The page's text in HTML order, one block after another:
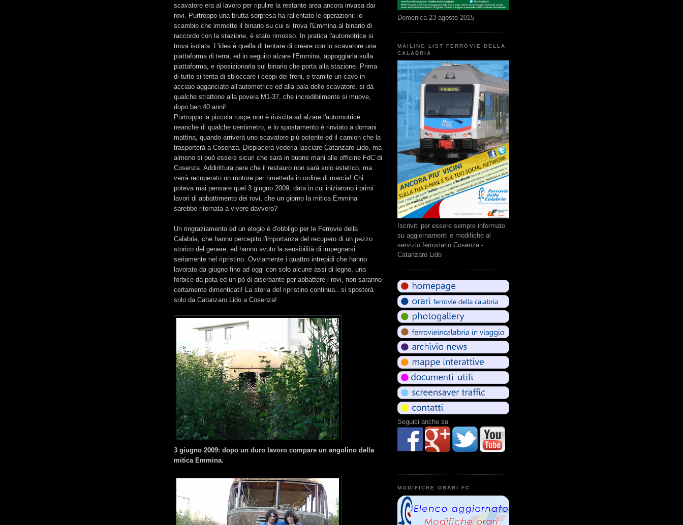
scavatore era al lavoro per ripulire la restante area ancora invasa dai
rovi. Purtroppo una brutta sorpresa ha rallentato le operazioni: lo
scambio che immette il binario su cui si trova l'Emmina al binario di
raccordo con la stazione, è stato rimosso. In pratica l'automotrice si
trova isolata. L'idea è quella di tentare di creare con lo scavatore una
piattaforma di terra, ed in seguito alzare l'Emmina, appoggiarla sulla
piattaforma, e riposizionarla sul binario che porta alla stazione. Prima
di tutto si tenta di sbloccare i ceppi dei freni, e tramite un cavo in
acciaio agganciato all'automotrice ed alla pala dello scavatore, si dà
qualche strattone alla povera M1-37, che incredibilmente si muove,
dopo ben 40 anni!
Purtroppo la piccola ruspa non è riuscita ad alzare l'automotrice
neanche di qualche centimetro, e lo spostamento è rinviato a domani
mattina, quando arriverà uno scavatore più potente ed il camion che la
trasporterà a Cosenza. Dispiacerà vederla lasciare Catanzaro Lido, ma
almeno si può essere sicuri che sarà in buone mani alle officine FdC di
Cosenza. Addirittura pare che il restauro non sarà solo estetico, ma
verrà recuperato un motore per rimetterla in ordine di marcia! Chi
poteva mai pensare quel 3 giugno 2009, data in cui iniziarono i primi
lavori di abbattimento dei rovi, che un giorno la mitica Emmina
sarebbe ritornata a vivere davvero?
Un ringraziamento ed un elogio è d'obbligo per le Ferrovie della
Calabria, che hanno percepito l'importanza del recupero di un pezzo
storico del genere, ed hanno avuto la sensibilità di impegnarsi
seriamente nel ripristino. Ovviamente i quattro intrepidi che hanno
lavorato da giugno fino ad oggi con solo alcune assi di legno, una
forbice da pota ed un pò di diserbante per abbattere i rovi, non saranno
certamente dimenticati! La storia del ripristino continua...si sposterà
solo da Catanzaro Lido a Cosenza!
3 giugno 2009: dopo un duro lavoro compare un angolino della
mitica Emmina.
Domenica 23 agosto 2015
MAILING LIST FERROVIE DELLA
CALABRIA
Iscriviti per essere sempre informato
su aggiornamenti e modifiche al
servizio ferroviario Cosenza -
Catanzaro Lido
Seguici anche su
MODIFICHE ORARI FC